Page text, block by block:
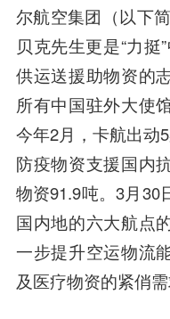
尔航空集团（以下
贝克先生更是“力
供运送援助物资的
所有中国驻外大使
今年2月，卡航出动
防疫物资支援国内
物资91.9吨。3月30
国内地的六大航点
一步提升空运物流
及医疗物资的紧俏需